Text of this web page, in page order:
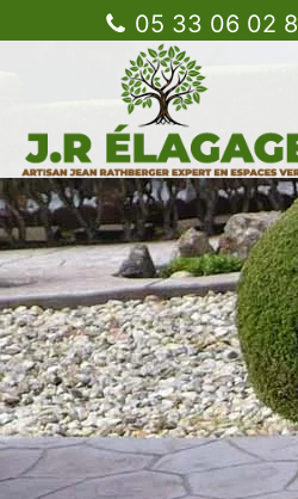
05 33 06 02